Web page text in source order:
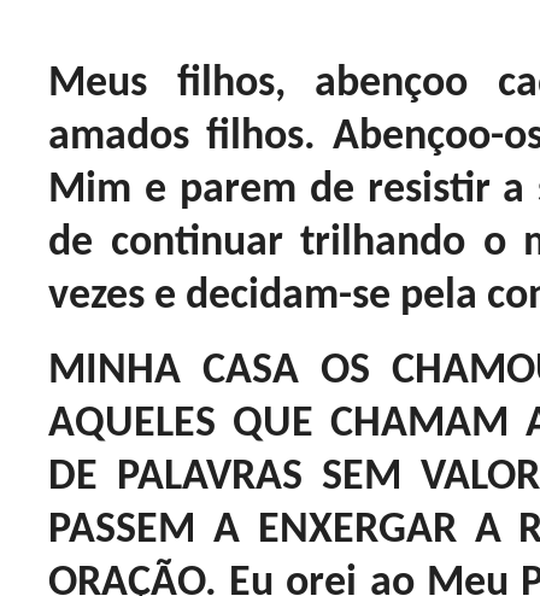
Meus filhos, abençoo
amados filhos. Abençoo-
Mim e parem de resistir a
de continuar trilhando o
vezes e decidam-se pela
MINHA CASA OS
AQUELES QUE CHAMAM
DE PALAVRAS SEM
PASSEM A ENXERGAR A
ORAÇÃO. Eu orei ao Meu